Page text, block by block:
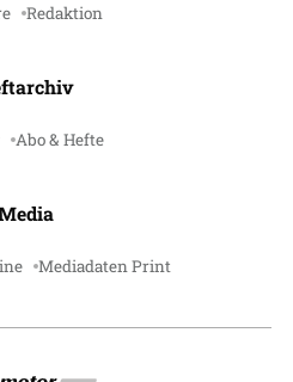
Redaktion
Abo & Hefte
Mediadaten Print